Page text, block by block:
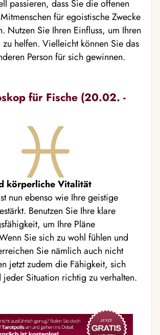
passieren, dass Sie die offenen
für egoistische Zwecke
Nutzen Sie Ihren Einfluss, um Ihren
helfen. Vielleicht können Sie das
Person für sich gewinnen.
für Fische (20.02. -
körperliche Vitalität
nun ebenso wie Ihre geistige
Benutzen Sie Ihre klare
um Ihre Pläne
Sie sich zu wohl fühlen und
Sie nämlich auch nicht
jetzt zudem die Fähigkeit, sich
jeder Situation richtig zu verhalten.